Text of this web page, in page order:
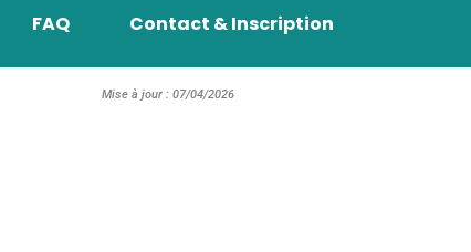
FAQ Contact & Inscription
Mise à jour : 07/04/2026